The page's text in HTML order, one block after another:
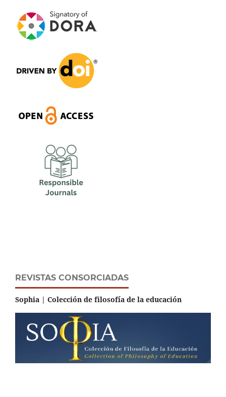
REVISTAS CONSORCIADAS
Sophia | Colección de filosofía de la educación